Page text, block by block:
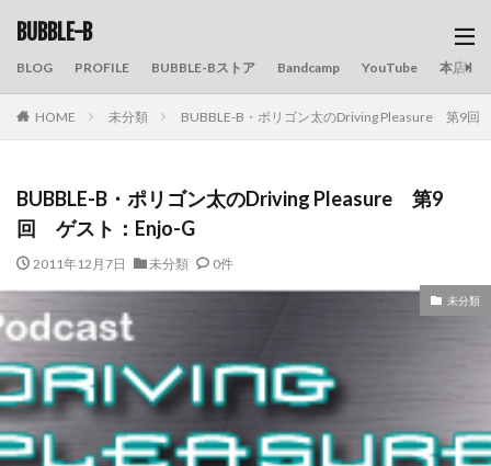
BUBBLE-B
BLOG PROFILE BUBBLE-Bストア Bandcamp YouTube 本店の旅
HOME 未分類 BUBBLE-B・ポリゴン太のDriving Pleasure 第9回
BUBBLE-B・ポリゴン太のDriving Pleasure 第9
回 ゲスト：Enjo-G
2011年12月7日 未分類 0件
未分類